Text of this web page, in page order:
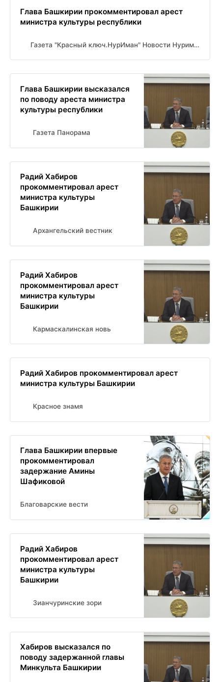
Глава Башкирии прокомментировал арест
министра культуры республики
Газета "Красный ключ.НурИман" Новости Нуримановского района
Глава Башкирии высказался
по поводу ареста министра
культуры республики
Газета Панорама
Радий Хабиров
прокомментировал арест
министра культуры
Башкирии
Архангельский вестник
Радий Хабиров
прокомментировал арест
министра культуры
Башкирии
Кармаскалинская новь
Радий Хабиров прокомментировал арест
министра культуры Башкирии
Красное знамя
Глава Башкирии впервые
прокомментировал
задержание Амины
Шафиковой
Благоварские вести
Радий Хабиров
прокомментировал арест
министра культуры
Башкирии
Зианчуринские зори
Хабиров высказался по
поводу задержанной главы
Минкульта Башкирии